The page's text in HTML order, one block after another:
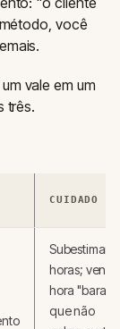
você
vale em um
três.
CUIDADO
Subestimar
horas;
hora
que não